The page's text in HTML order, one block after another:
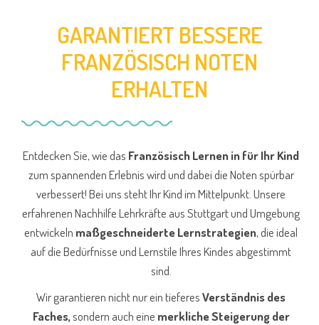
GARANTIERT BESSERE
FRANZÖSISCH NOTEN
ERHALTEN
Entdecken Sie, wie das Französisch Lernen in für Ihr Kind
zum spannenden Erlebnis wird und dabei die Noten spürbar
verbessert! Bei uns steht Ihr Kind im Mittelpunkt. Unsere
erfahrenen Nachhilfe Lehrkräfte aus Stuttgart und Umgebung
entwickeln maßgeschneiderte Lernstrategien, die ideal
auf die Bedürfnisse und Lernstile Ihres Kindes abgestimmt
sind.
Wir garantieren nicht nur ein tieferesVerständnis des
Faches,sondern auch eine merkliche Steigerung der